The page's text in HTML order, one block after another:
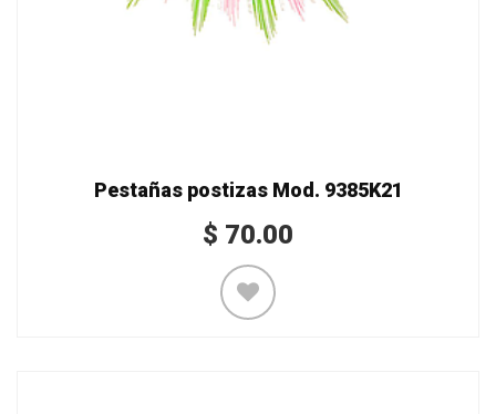
Pestañas postizas Mod. 9385K21
$ 70.00